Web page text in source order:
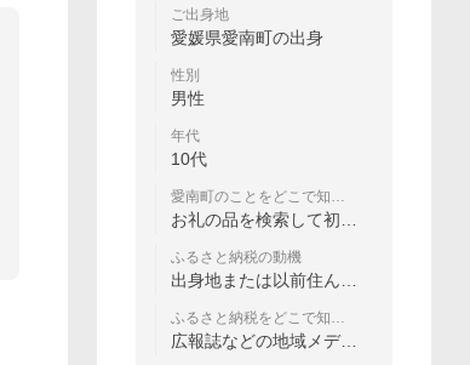
ご出身地
愛媛県愛南町の出身
性別
男性
年代
10代
愛南町のことをどこで知り
ましたか？
お礼の品を検索して初め
ふるさと納税の動機
出身地または以前住んだ
ふるさと納税をどこで知り
ましたか
広報誌などの地域メディ